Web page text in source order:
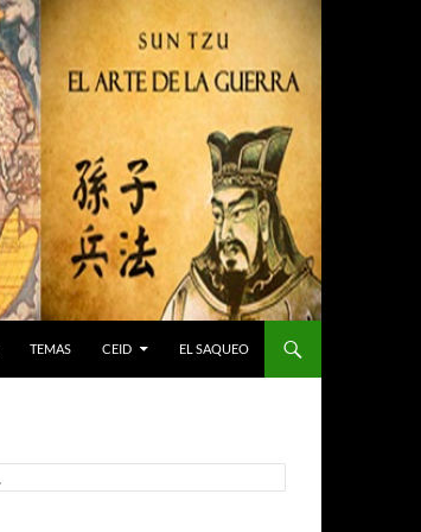
TEMAS CEID EL SAQUEO